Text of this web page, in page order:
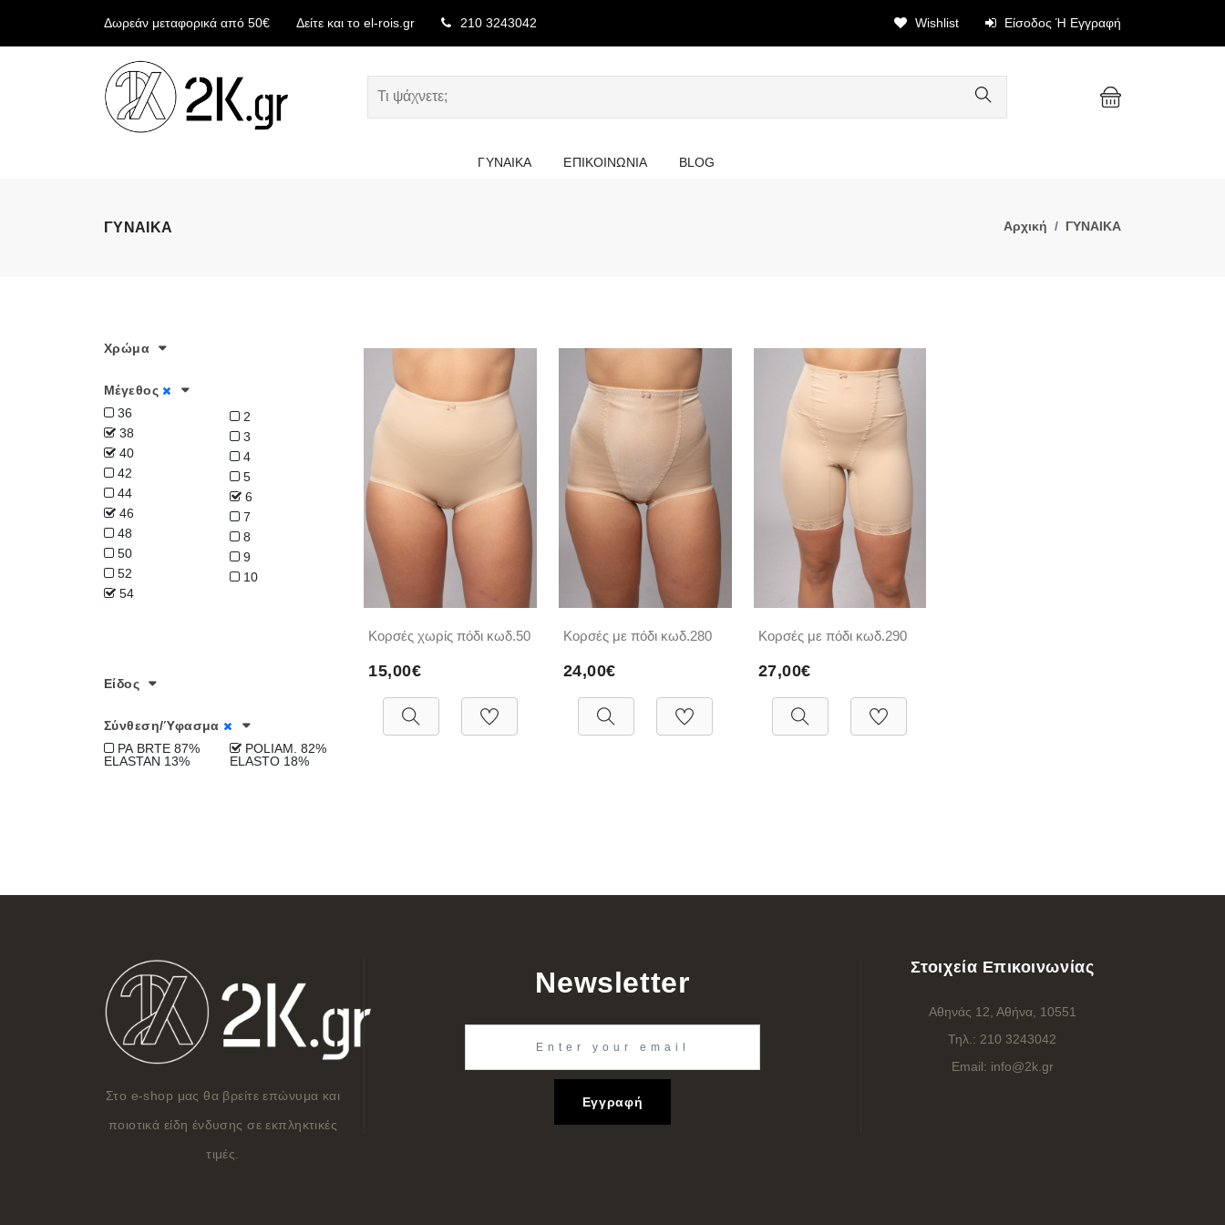
Δωρεάν μεταφορικά από 50€ Δείτε και το el-rois.gr 210 3243042 Wishlist Είσοδος Ή Εγγραφή
ΓΥΝΑΙΚΑ ΕΠΙΚΟΙΝΩΝΙΑ BLOG
ΓΥΝΑΙΚΑ Αρχική ΓΥΝΑΙΚΑ
Χρώμα
Μέγεθος
36
38
40
42
44
46
48
50
52
54
2
3
4
5
6
7
8
9
10
Είδος
Σύνθεση/Ύφασμα
PA BRTE 87%
ELASTAN 13%
POLIAM. 82%
ELASTO 18%
Κορσές χωρίς πόδι κωδ.50
15,00€
Κορσές με πόδι κωδ.280
24,00€
Κορσές με πόδι κωδ.290
27,00€
Στο e-shop μας θα βρείτε επώνυμα και
ποιοτικά είδη ένδυσης σε εκπληκτικές
τιμές.
Newsletter
Εγγραφή
Στοιχεία Επικοινωνίας
Αθηνάς 12, Αθήνα, 10551
Τηλ.: 210 3243042
Email: info@2k.gr